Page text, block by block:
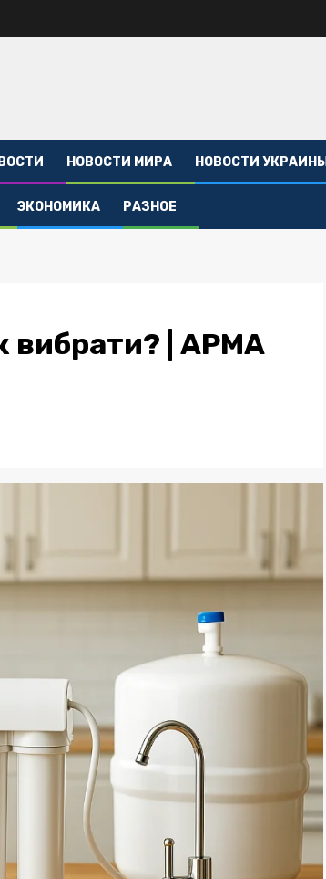
НОВОСТИ МИРА НОВОСТИ УКРАИНЫ
ЭКОНОМИКА РАЗНОЕ
вибрати? | АРМА